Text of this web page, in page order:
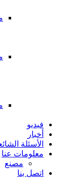
فيديو
أخبار
الأسئلة
معلومات عنا
مصنع
اتصل بنا